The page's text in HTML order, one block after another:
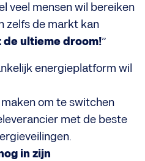
veel mensen wil bereiken
zelfs de markt kan
de ultieme droom!”
energieplatform wil
om te switchen
met de beste
in zijn